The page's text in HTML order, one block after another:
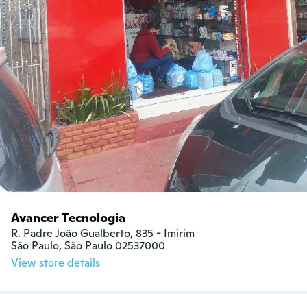
Avancer Tecnologia
R. Padre João Gualberto, 835 - Imirim
São Paulo, São Paulo 02537000
View store details